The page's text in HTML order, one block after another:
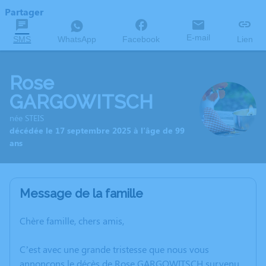
Partager
SMS WhatsApp Facebook E-mail Lien
Rose
GARGOWITSCH
née STEIS
décédée le 17 septembre 2025 à l'âge de 99
ans
Message de la famille
Chère famille, chers amis,
C’est avec une grande tristesse que nous vous
annonçons le décès de Rose GARGOWITSCH survenu